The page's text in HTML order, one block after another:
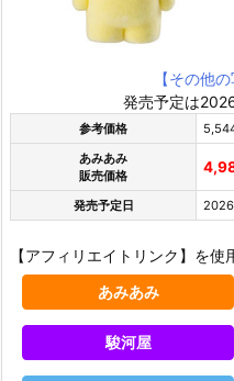
【その他
発売予定は
参考価格
あみあみ
販売価格
発売予定日
【アフィリエイトリンク】を使
あみあみ
駿河屋